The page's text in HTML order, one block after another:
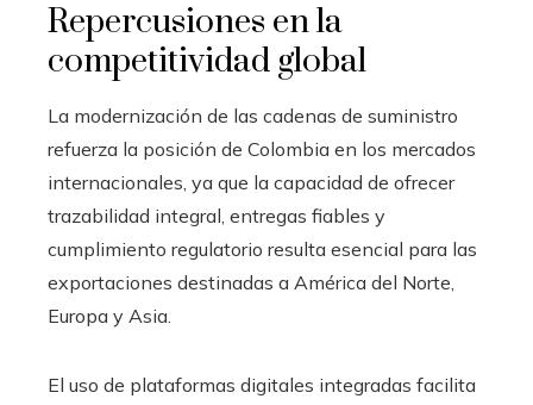
Repercusiones en la
competitividad global
La modernización de las cadenas de suministro
refuerza la posición de Colombia en los mercados
internacionales, ya que la capacidad de ofrecer
trazabilidad integral, entregas fiables y
cumplimiento regulatorio resulta esencial para las
exportaciones destinadas a América del Norte,
Europa y Asia.
El uso de plataformas digitales integradas facilita